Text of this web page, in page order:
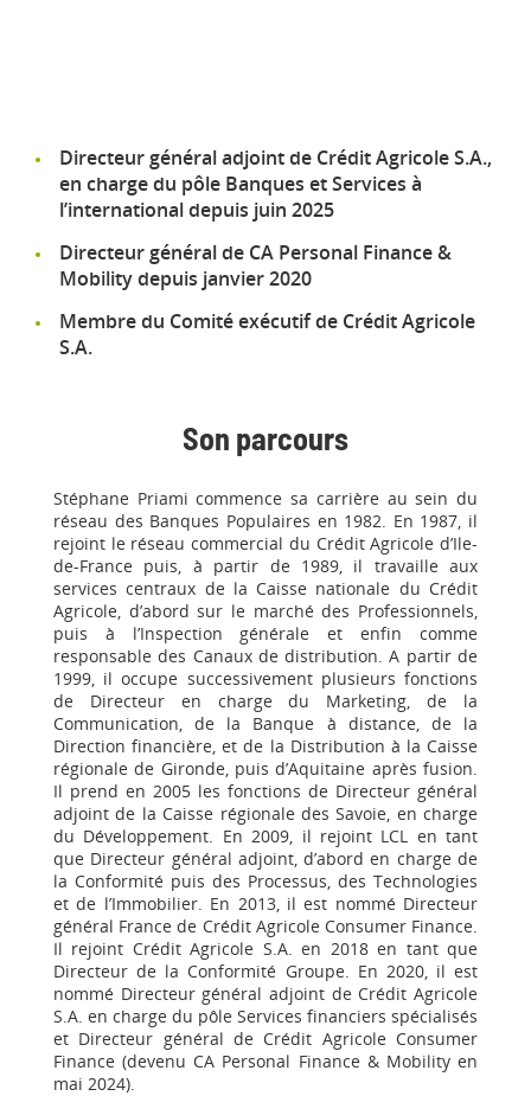
Directeur général adjoint de Crédit Agricole S.A.,
en charge du pôle Banques et Services à
l’international depuis juin 2025
Directeur général de CA Personal Finance &
Mobility depuis janvier 2020
Membre du Comité exécutif de Crédit Agricole
S.A.
Son parcours
Stéphane Priami commence sa carrière au sein du
réseau des Banques Populaires en 1982. En 1987, il
rejoint le réseau commercial du Crédit Agricole d’Ile-
de-France puis, à partir de 1989, il travaille aux
services centraux de la Caisse nationale du Crédit
Agricole, d’abord sur le marché des Professionnels,
puis à l’Inspection générale et enfin comme
responsable des Canaux de distribution. A partir de
1999, il occupe successivement plusieurs fonctions
de Directeur en charge du Marketing, de la
Communication, de la Banque à distance, de la
Direction financière, et de la Distribution à la Caisse
régionale de Gironde, puis d’Aquitaine après fusion.
Il prend en 2005 les fonctions de Directeur général
adjoint de la Caisse régionale des Savoie, en charge
du Développement. En 2009, il rejoint LCL en tant
que Directeur général adjoint, d’abord en charge de
la Conformité puis des Processus, des Technologies
et de l’Immobilier. En 2013, il est nommé Directeur
général France de Crédit Agricole Consumer Finance.
Il rejoint Crédit Agricole S.A. en 2018 en tant que
Directeur de la Conformité Groupe. En 2020, il est
nommé Directeur général adjoint de Crédit Agricole
S.A. en charge du pôle Services financiers spécialisés
et Directeur général de Crédit Agricole Consumer
Finance (devenu CA Personal Finance & Mobility en
mai 2024).